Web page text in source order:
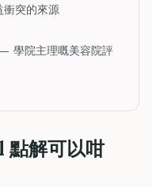
衝突的來源
學院主理嘅美容院評
點解可以咁